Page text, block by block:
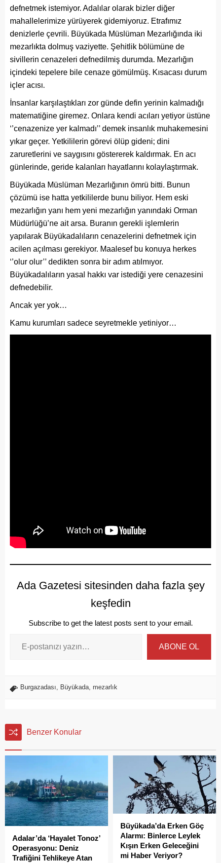
defnetmek istemiyor. Adalılar olarak bizler diğer
mahallelerimize yürüyerek gidemiyoruz. Etrafımız
denizlerle çevrili. Büyükada Müslüman Mezarlığında iki
mezarlıkta dolmuş vaziyette. Şehitlik bölümüne de
sivillerin cenazeleri defnedilmiş durumda. Mezarlığın
içindeki tepelere bile cenaze gömülmüş. Kısacası durum
içler acısı.
İnsanlar karşılaştıkları zor günde defin yerinin kalmadığı
matematiğine giremez. Onlara kendi acıları yetiyor üstüne
‘’cenazenize yer kalmadı’’ demek insanlık muhakemesini
yıkar geçer. Yetkililerin görevi ölüp gideni; dini
zaruretlerini ve saygısını göstererek kaldırmak. En acı
günlerinde, geride kalanları hayatlarını kolaylaştırmak.
Büyükada Müslüman Mezarlığının ömrü bitti. Bunun
çözümü ise hatta yetkililerde bunu biliyor. Hem eski
mezarlığın yanı hem yeni mezarlığın yanındaki Orman
Müdürlüğü’ne ait arsa. Buranın gerekli işlemlerin
yapılarak Büyükadalıların cenazelerini defnetmek için
acilen açılması gerekiyor. Maalesef bu konuya herkes
‘’olur olur’’ dedikten sonra bir adım atılmıyor.
Büyükadalıların yasal hakkı var istediği yere cenazesini
defnedebilir.
Ancak yer yok…
Kamu kurumları sadece seyretmekle yetiniyor…
Ada Gazetesi sitesinden daha fazla şey
keşfedin
Subscribe to get the latest posts sent to your email.
ABONE OL
Burgazadası, Büyükada, mezarlık
Benzer Konular
Adalar’da ‘Hayalet Tonoz’
Operasyonu: Deniz
Trafiğini Tehlikeye Atan
Büyükada’da Erken Göç
Alarmı: Binlerce Leylek
Kışın Erken Geleceğini
mi Haber Veriyor?